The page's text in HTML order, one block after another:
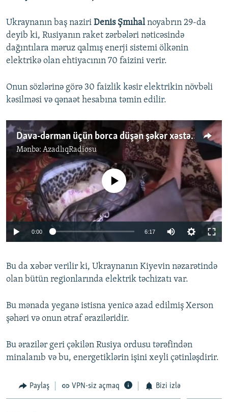
Ukraynanın baş naziri Denis Şmıhalnoyabrın 29-da
deyib ki, Rusiyanın raket zərbələri nəticəsində
dağıntılara məruz qalmış enerji sistemi ölkənin
elektrikə olan ehtiyacının 70 faizini verir.
Onun sözlərinə görə 30 faizlik kəsir elektrikin növbəli
kəsilməsi və qənaət hesabına təmin edilir.
Dava-dərman üçün borca düşən şəkər xəstələri...
Mənbə: AzadlıqRadiosu
Auto 240p 360p 480p
720p 1080p
No media source currently available
0:00 6:17
360p
480p
Bu da xəbər verilir ki, Ukraynanın Kiyevin nəzarətində
olan bütün regionlarında elektrik təchizatı var.
Bu mənada yeganə istisna yenicə azad edilmiş Xerson
şəhəri və onun ətraf əraziləridir.
Bu ərazilər geri çəkilən Rusiya ordusu tərəfindən
minalanıb və bu, energetiklərin işini xeyli çətinləşdirir.
Paylaş VPN-siz açmaq Bizi izlə